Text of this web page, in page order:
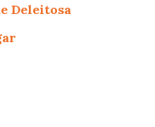
Deleitosa